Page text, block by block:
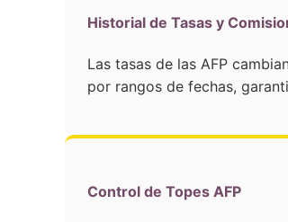
Historial de Tasas y
Las tasas de las AFP
por rangos de fechas,
Control de Topes AFP